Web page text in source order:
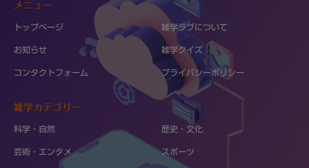
メニュー
トップページ 雑学ラブについて
お知らせ 雑学クイズ
コンタクトフォーム プライバシーポリシー
雑学カテゴリー
科学・自然 歴史・文化
芸術・エンタメ スポーツ